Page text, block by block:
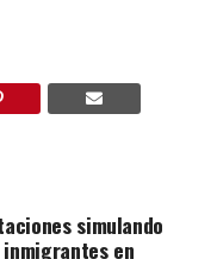
simulando
en